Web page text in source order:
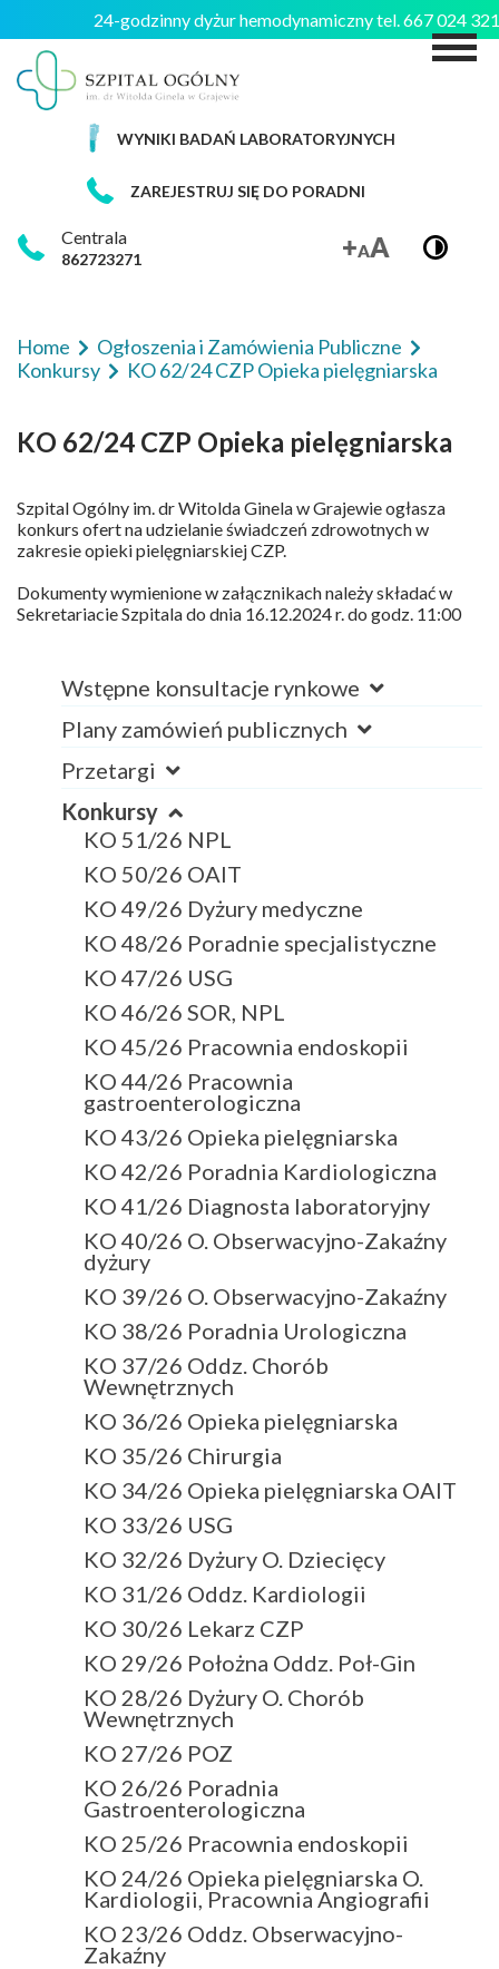
24-godzinny dyżur hemodynamiczny tel. 667 024
WYNIKI BADAŃ LABORATORYJNYCH
ZAREJESTRUJ SIĘ DO PORADNI
Centrala
862723271
Home
Ogłoszenia i Zamówienia Publiczne
Konkursy
KO 62/24 CZP Opieka pielęgniarska
Wstępne konsultacje rynkowe
Plany zamówień publicznych
Przetargi
Konkursy
KO 51/26 NPL
KO 50/26 OAIT
KO 49/26 Dyżury medyczne
KO 48/26 Poradnie specjalistyczne
KO 47/26 USG
KO 46/26 SOR, NPL
KO 45/26 Pracownia endoskopii
KO 44/26 Pracownia
gastroenterologiczna
KO 43/26 Opieka pielęgniarska
KO 42/26 Poradnia Kardiologiczna
KO 41/26 Diagnosta laboratoryjny
KO 40/26 O. Obserwacyjno-Zakaźny
dyżury
KO 39/26 O. Obserwacyjno-Zakaźny
KO 38/26 Poradnia Urologiczna
KO 37/26 Oddz. Chorób
Wewnętrznych
KO 36/26 Opieka pielęgniarska
KO 35/26 Chirurgia
KO 34/26 Opieka pielęgniarska OAIT
KO 33/26 USG
KO 32/26 Dyżury O. Dziecięcy
KO 31/26 Oddz. Kardiologii
KO 30/26 Lekarz CZP
KO 29/26 Położna Oddz. Poł-Gin
KO 28/26 Dyżury O. Chorób
Wewnętrznych
KO 27/26 POZ
KO 26/26 Poradnia
Gastroenterologiczna
KO 25/26 Pracownia endoskopii
KO 24/26 Opieka pielęgniarska O.
Kardiologii, Pracownia Angiografii
KO 23/26 Oddz. Obserwacyjno-
Zakaźny
KO 62/24 CZP Opieka pielęgniarska
Szpital Ogólny im. dr Witolda Ginela w Grajewie ogłasza
konkurs ofert na udzielanie świadczeń zdrowotnych w
zakresie opieki pielęgniarskiej CZP.
Dokumenty wymienione w załącznikach należy składać w
Sekretariacie Szpitala do dnia 16.12.2024 r. do godz. 11:00